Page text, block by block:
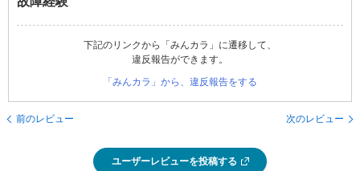
下記のリンクから「みんカラ」に遷移して、
違反報告ができます。
「みんカラ」から、違反報告をする
前のレビュー 次のレビュー
ユーザーレビューを投稿する